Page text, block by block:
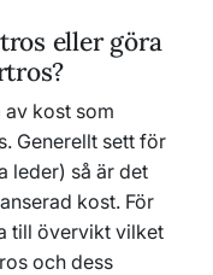
eller göra
kost som
Generellt sett för
leder) så är det
kost. För
till övervikt vilket
och dess